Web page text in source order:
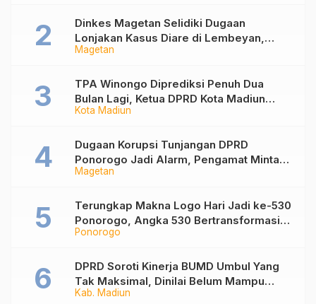
Magetan
Dinkes Magetan Selidiki Dugaan
Lonjakan Kasus Diare di Lembeyan,
Lakukan Penyelidikan Epidemiologi
Kota Madiun
TPA Winongo Diprediksi Penuh Dua
Bulan Lagi, Ketua DPRD Kota Madiun
Desak Pemkot Percepat Penanganan
Magetan
Dugaan Korupsi Tunjangan DPRD
Ponorogo Jadi Alarm, Pengamat Minta
Magetan Perkuat Tata Kelola
Ponorogo
Terungkap Makna Logo Hari Jadi ke-530
Ponorogo, Angka 530 Bertransformasi
Jadi Sekar Kinanthi
Kab. Madiun
DPRD Soroti Kinerja BUMD Umbul Yang
Tak Maksimal, Dinilai Belum Mampu
Hasilkan PAD